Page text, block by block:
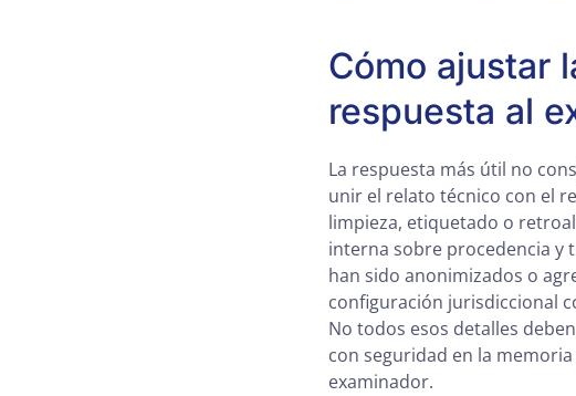
Cómo ajustar
respuesta al
La respuesta más útil no
unir el relato técnico con el
limpieza, etiquetado o
interna sobre procedencia y
han sido anonimizados o
configuración jurisdiccional
No todos esos detalles
con seguridad en la
examinador.